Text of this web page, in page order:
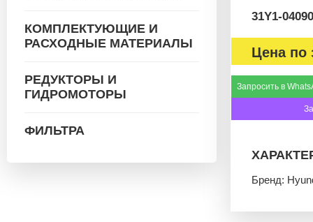
КОМПЛЕКТУЮЩИЕ И
РАСХОДНЫЕ МАТЕРИАЛЫ
РЕДУКТОРЫ И
ГИДРОМОТОРЫ
ФИЛЬТРА
31Y1-04090
Цена по
Запросить в
Бренд: